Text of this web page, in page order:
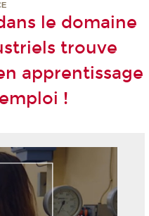
le domaine
trouve
apprentissage
!